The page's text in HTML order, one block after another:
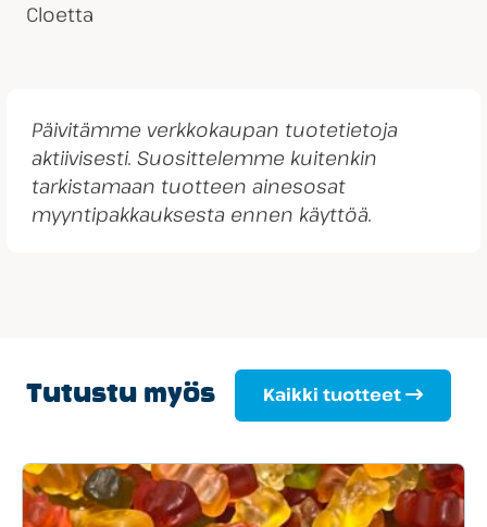
Cloetta
Päivitämme verkkokaupan tuotetietoja
aktiivisesti. Suosittelemme kuitenkin
tarkistamaan tuotteen ainesosat
myyntipakkauksesta ennen käyttöä.
Tutustu myös Kaikki tuotteet